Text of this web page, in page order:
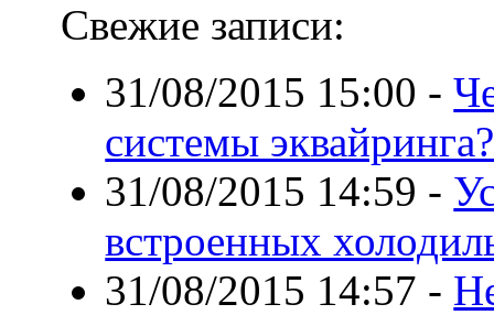
Свежие записи:
31/08/2015 15:00 -
системы эквайринга?
31/08/2015 14:59 -
встроенных
31/08/2015 14:57 -